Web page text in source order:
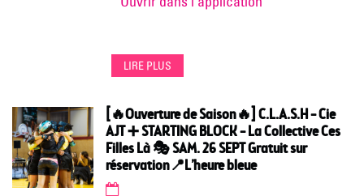
24
GARE
DE
SÈTE,
Exposition
LIRE PLUS
[🔥Ouverture de Saison🔥] C.L.A.S.H – Cie
AJT ➕ STARTING BLOCK – La Collective Ces
Filles Là 🎭 SAM. 26 SEPT Gratuit sur
réservation📍L’heure bleue